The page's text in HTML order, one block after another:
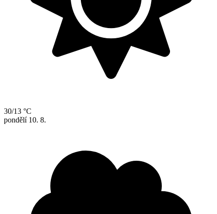
30/13 °C
pondělí 10. 8.